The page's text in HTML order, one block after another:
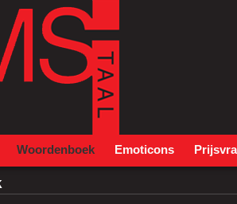
Woordenboek Emoticons